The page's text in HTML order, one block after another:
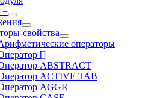
=
свойства
операторы
[]
ABSTRACT
ACTIVE TAB
AGGR